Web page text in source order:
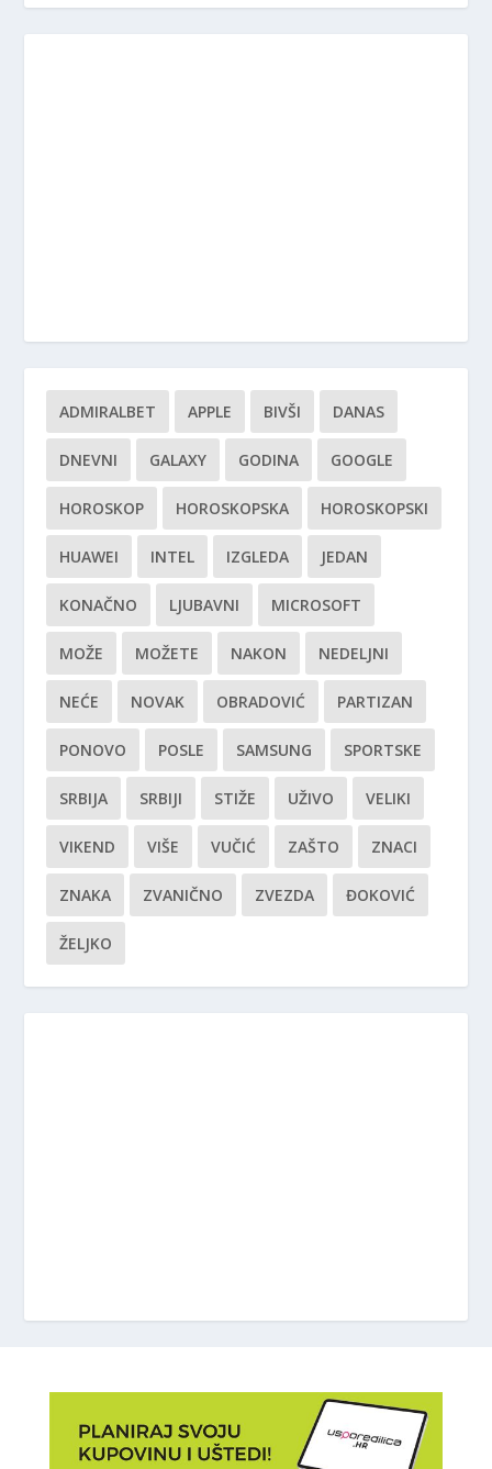
ADMIRALBET APPLE BIVŠI DANAS
DNEVNI GALAXY GODINA GOOGLE
HOROSKOP HOROSKOPSKA HOROSKOPSKI
HUAWEI INTEL IZGLEDA JEDAN
KONAČNO LJUBAVNI MICROSOFT
MOŽE MOŽETE NAKON NEDELJNI
NEĆE NOVAK OBRADOVIĆ PARTIZAN
PONOVO POSLE SAMSUNG SPORTSKE
SRBIJA SRBIJI STIŽE UŽIVO VELIKI
VIKEND VIŠE VUČIĆ ZAŠTO ZNACI
ZNAKA ZVANIČNO ZVEZDA ĐOKOVIĆ
ŽELJKO